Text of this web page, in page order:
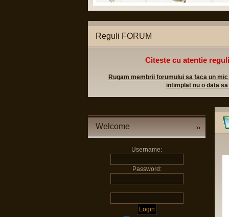
Reguli FORUM
Citeste cu atentie
Rugam membrii forumului sa faca un
intimplat nu o data
Welcome
Username:
Password: